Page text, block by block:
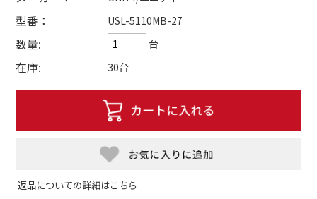
型番： USL-5110MB-27
数量: 台
在庫: 30台
返品についての詳細はこちら